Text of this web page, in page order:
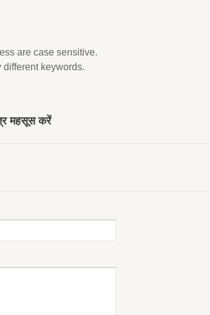
are case sensitive.
different keywords.
महसूस करें